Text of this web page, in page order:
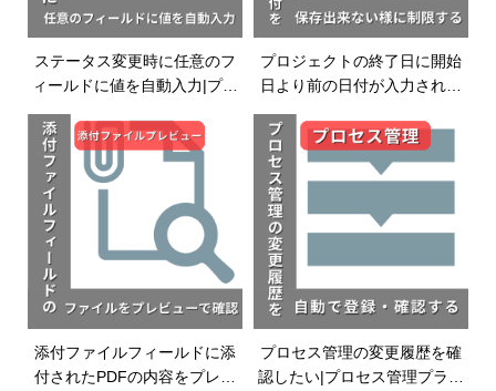
ステータス変更時に任意のフ
ィールドに値を自動入力|プロ
セス管理プラグイン|kintoneプ
ラグイン
プロジェクトの終了日に開始
日より前の日付が入力された
ら保存できないようにする|入
力制御プラグイン|kintoneプラ
グイン
添付ファイルフィールドに添
付されたPDFの内容をプレビ
プロセス管理の変更履歴を確
認したい|プロセス管理プラグ